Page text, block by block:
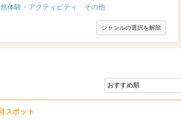
然体験・アクティビティ その他
ジャンルの選択を解除
スポット